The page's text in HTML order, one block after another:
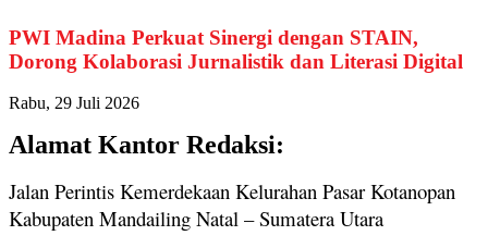
PWI Madina Perkuat Sinergi dengan STAIN,
Dorong Kolaborasi Jurnalistik dan Literasi Digital
Rabu, 29 Juli 2026
Alamat Kantor Redaksi:
Jalan Perintis Kemerdekaan Kelurahan Pasar Kotanopan
Kabupaten Mandailing Natal – Sumatera Utara